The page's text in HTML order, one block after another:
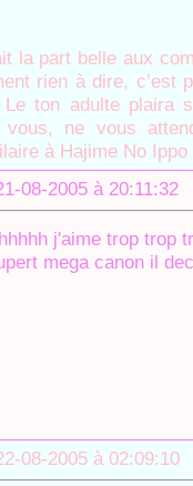
la part belle aux
rien à dire, c’est
ton adulte plaira
vous, ne vous
à Hajime No
08-2005 à
j'aime trop trop
mega canon il
08-2005 à